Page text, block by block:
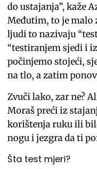
do ustajanja”, kaže
Međutim, to je malo
ljudi to nazivaju
“testiranjem sjedi i
počinjemo stojeći,
na tlo, a zatim
Zvuči lako, zar ne?
Moraš preći iz
korištenja ruku ili
nogu i jezgra da ti
Šta test mjeri?